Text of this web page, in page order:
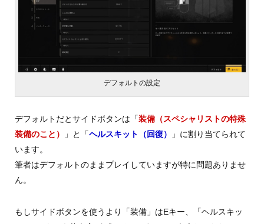
デフォルトの設定
デフォルトだとサイドボタンは「装備（スペシャリストの特殊
装備のこと）
」と「ヘルスキット（回復）
」に割り当てられて
います。
筆者はデフォルトのままプレイしていますが特に問題ありませ
ん。
もしサイドボタンを使うより「装備」はEキー、「ヘルスキッ